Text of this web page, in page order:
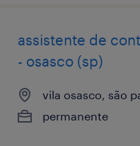
assistente de
- osasco (sp)
vila osasco, são
permanente